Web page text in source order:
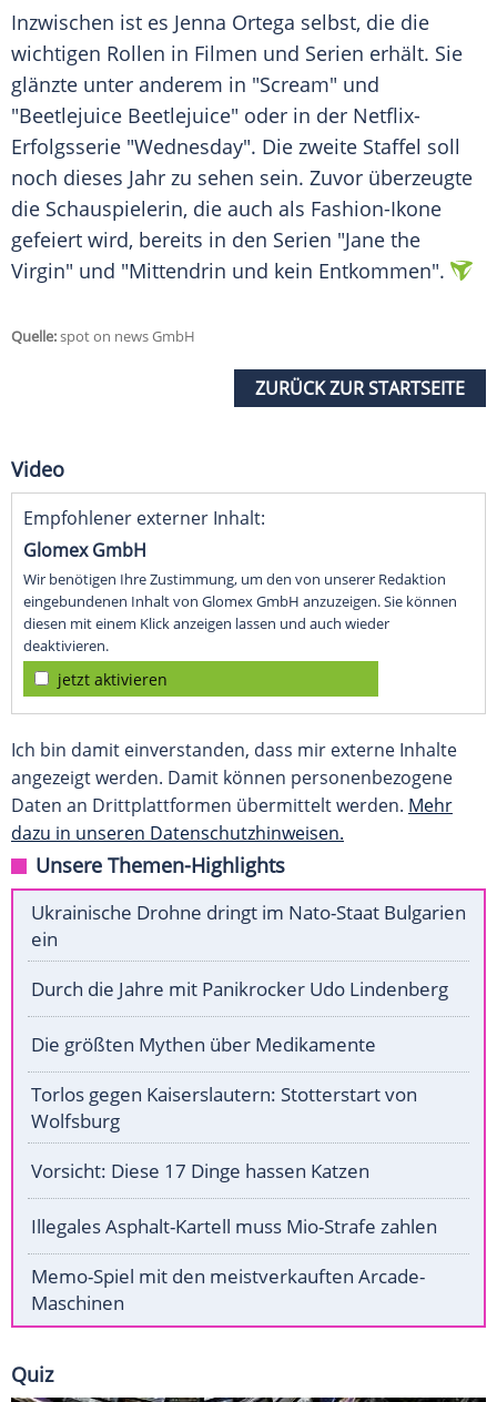
Inzwischen ist es Jenna Ortega selbst, die die
wichtigen Rollen in Filmen und Serien erhält. Sie
glänzte unter anderem in "Scream" und
"Beetlejuice Beetlejuice" oder in der Netflix-
Erfolgsserie "Wednesday". Die zweite Staffel soll
noch dieses Jahr zu sehen sein. Zuvor überzeugte
die Schauspielerin, die auch als Fashion-Ikone
gefeiert wird, bereits in den Serien "Jane the
Virgin" und "Mittendrin und kein Entkommen".
Quelle:spot on news GmbH
ZURÜCK ZUR STARTSEITE
Video
Empfohlener externer Inhalt:
Glomex GmbH
Wir benötigen Ihre Zustimmung, um den von unserer Redaktion
eingebundenen Inhalt von Glomex GmbH anzuzeigen. Sie können
diesen mit einem Klick anzeigen lassen und auch wieder
deaktivieren.
jetzt aktivieren
Ich bin damit einverstanden, dass mir externe Inhalte
angezeigt werden. Damit können personenbezogene
Daten an Drittplattformen übermittelt werden. Mehr
dazu in unseren Datenschutzhinweisen.
Unsere Themen-Highlights
Ukrainische Drohne dringt im Nato-Staat Bulgarien
ein
Durch die Jahre mit Panikrocker Udo Lindenberg
Die größten Mythen über Medikamente
Torlos gegen Kaiserslautern: Stotterstart von
Wolfsburg
Vorsicht: Diese 17 Dinge hassen Katzen
Illegales Asphalt-Kartell muss Mio-Strafe zahlen
Memo-Spiel mit den meistverkauften Arcade-
Maschinen
Quiz